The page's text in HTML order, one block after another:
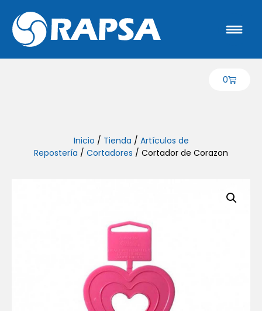
0
Inicio / Tienda / Artículos de
Repostería / Cortadores / Cortador de Corazon